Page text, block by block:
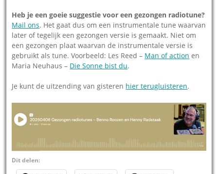
Heb je een goeie suggestie voor een gezongen radiotune?
Mail ons. Het gaat dus om een instrumentale tune waarvan
later of tegelijk een gezongen versie is gemaakt. Niet om
een gezongen plaat waarvan de instrumentale versie is
gebruikt als tune. Voorbeeld: Les Reed – Man of action en
Maria Neuhaus – Die Sonne bist du.
Je kunt de uitzending van gisteren hier terugluisteren.
Dit delen: